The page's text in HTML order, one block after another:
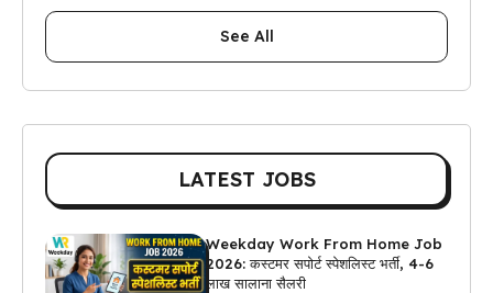
See All
LATEST JOBS
Weekday Work From Home Job
2026: कस्टमर सपोर्ट स्पेशलिस्ट भर्ती, 4-6
लाख सालाना सैलरी